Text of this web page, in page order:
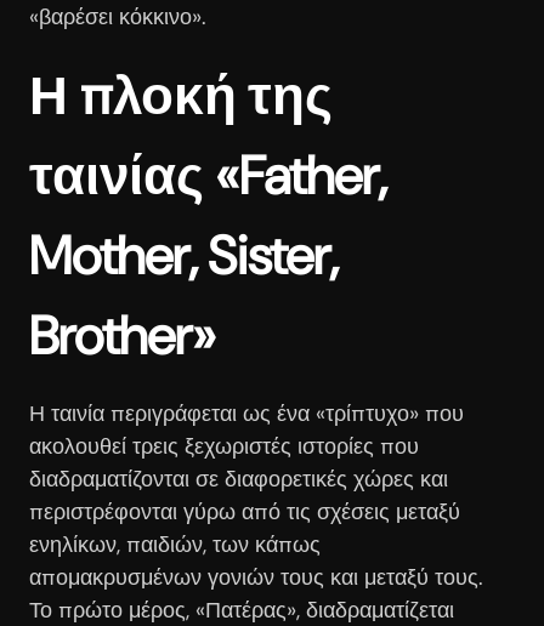
«βαρέσει κόκκινο».
Η πλοκή της
ταινίας «Father,
Mother, Sister,
Brother»
Η ταινία περιγράφεται ως ένα «τρίπτυχο» που
ακολουθεί τρεις ξεχωριστές ιστορίες που
διαδραματίζονται σε διαφορετικές χώρες και
περιστρέφονται γύρω από τις σχέσεις μεταξύ
ενηλίκων, παιδιών, των κάπως
απομακρυσμένων γονιών τους και μεταξύ τους.
Το πρώτο μέρος, «Πατέρας», διαδραματίζεται